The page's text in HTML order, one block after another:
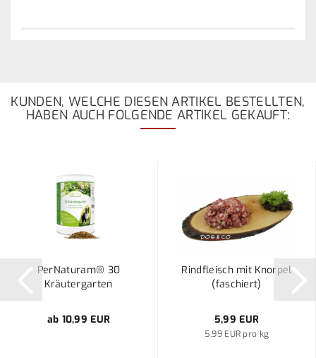
KUNDEN, WELCHE DIESEN ARTIKEL BESTELLTEN,
HABEN AUCH FOLGENDE ARTIKEL GEKAUFT:
PerNaturam® 30
Kräutergarten
ab 10,99 EUR
Rindfleisch mit Knorpel
(faschiert)
5,99 EUR
5,99 EUR pro kg